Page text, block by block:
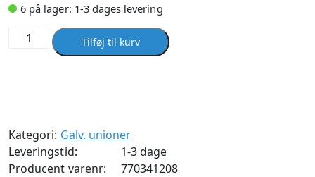
6 på lager: 1-3 dages levering
Union
Tilføj til kurv
Kategori: Galv. unioner
Leveringstid:
1-3 dage
Producent varenr:
770341208